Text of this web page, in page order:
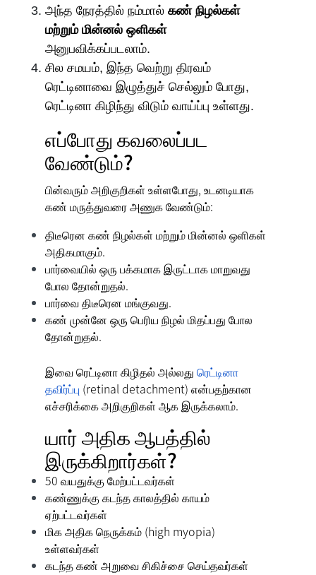
அந்த நேரத்தில் நம்மால் கண் நிழல்கள்
மற்றும் மின்னல் ஒளிகள்
அனுபவிக்கப்படலாம்.
சில சமயம், இந்த வெற்று திரவம்
ரெட்டினாவை இழுத்துச் செல்லும் போது,
ரெட்டினா கிழிந்து விடும் வாய்ப்பு உள்ளது.
எப்போது கவலைப்பட
வேண்டும்?
பின்வரும் அறிகுறிகள் உள்ளபோது, உடனடியாக
கண் மருத்துவரை அணுக வேண்டும்:
திடீரென கண் நிழல்கள் மற்றும் மின்னல் ஒளிகள்
அதிகமாகும்.
பார்வையில் ஒரு பக்கமாக இருட்டாக மாறுவது
போல தோன்றுதல்.
பார்வை திடீரென மங்குவது.
கண் முன்னே ஒரு பெரிய நிழல் மிதப்பது போல
தோன்றுதல்.
இவைரெட்டினா கிழிதல் அல்லது ரெட்டினா
தவிர்ப்பு (retinal detachment) என்பதற்கான
எச்சரிக்கை அறிகுறிகள் ஆக இருக்கலாம்.
யார் அதிக ஆபத்தில்
இருக்கிறார்கள்?
50 வயதுக்கு மேற்பட்டவர்கள்
கண்ணுக்கு கடந்த காலத்தில் காயம்
ஏற்பட்டவர்கள்
மிக அதிக நெருக்கம் (high myopia)
உள்ளவர்கள்
கடந்த கண் அறுவை சிகிச்சை செய்தவர்கள்